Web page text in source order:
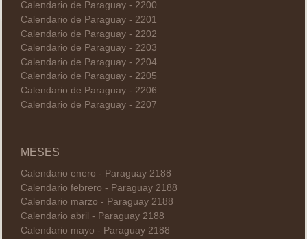
Calendario de Paraguay - 2200
Calendario de Paraguay - 2201
Calendario de Paraguay - 2202
Calendario de Paraguay - 2203
Calendario de Paraguay - 2204
Calendario de Paraguay - 2205
Calendario de Paraguay - 2206
Calendario de Paraguay - 2207
MESES
Calendario enero - Paraguay 2188
Calendario febrero - Paraguay 2188
Calendario marzo - Paraguay 2188
Calendario abril - Paraguay 2188
Calendario mayo - Paraguay 2188